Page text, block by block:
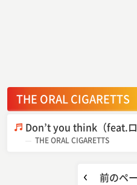
THE ORAL
Don’t you think（feat.ロ
THE ORAL CIGARETTS
前のペ